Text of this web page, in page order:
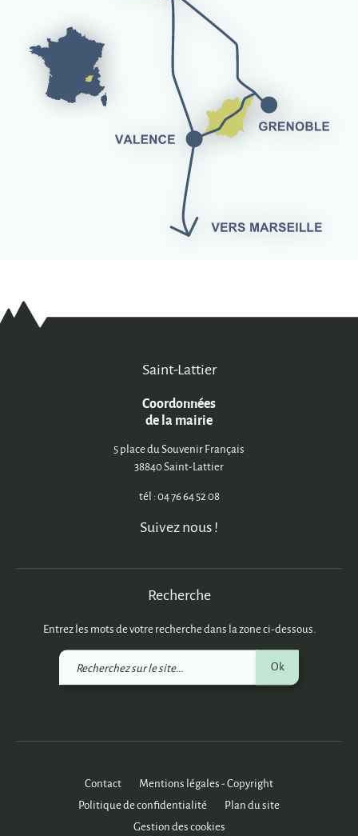
Saint-Lattier
Coordonnées
de la mairie
5 place du Souvenir Français
38840 Saint-Lattier
tél : 04 76 64 52 08
Suivez nous !
Recherche
Entrez les mots de votre recherche dans la zone ci-dessous.
Recherchez
Ok
Contact
Mentions légales - Copyright
Politique de confidentialité
Plan du site
Gestion des cookies